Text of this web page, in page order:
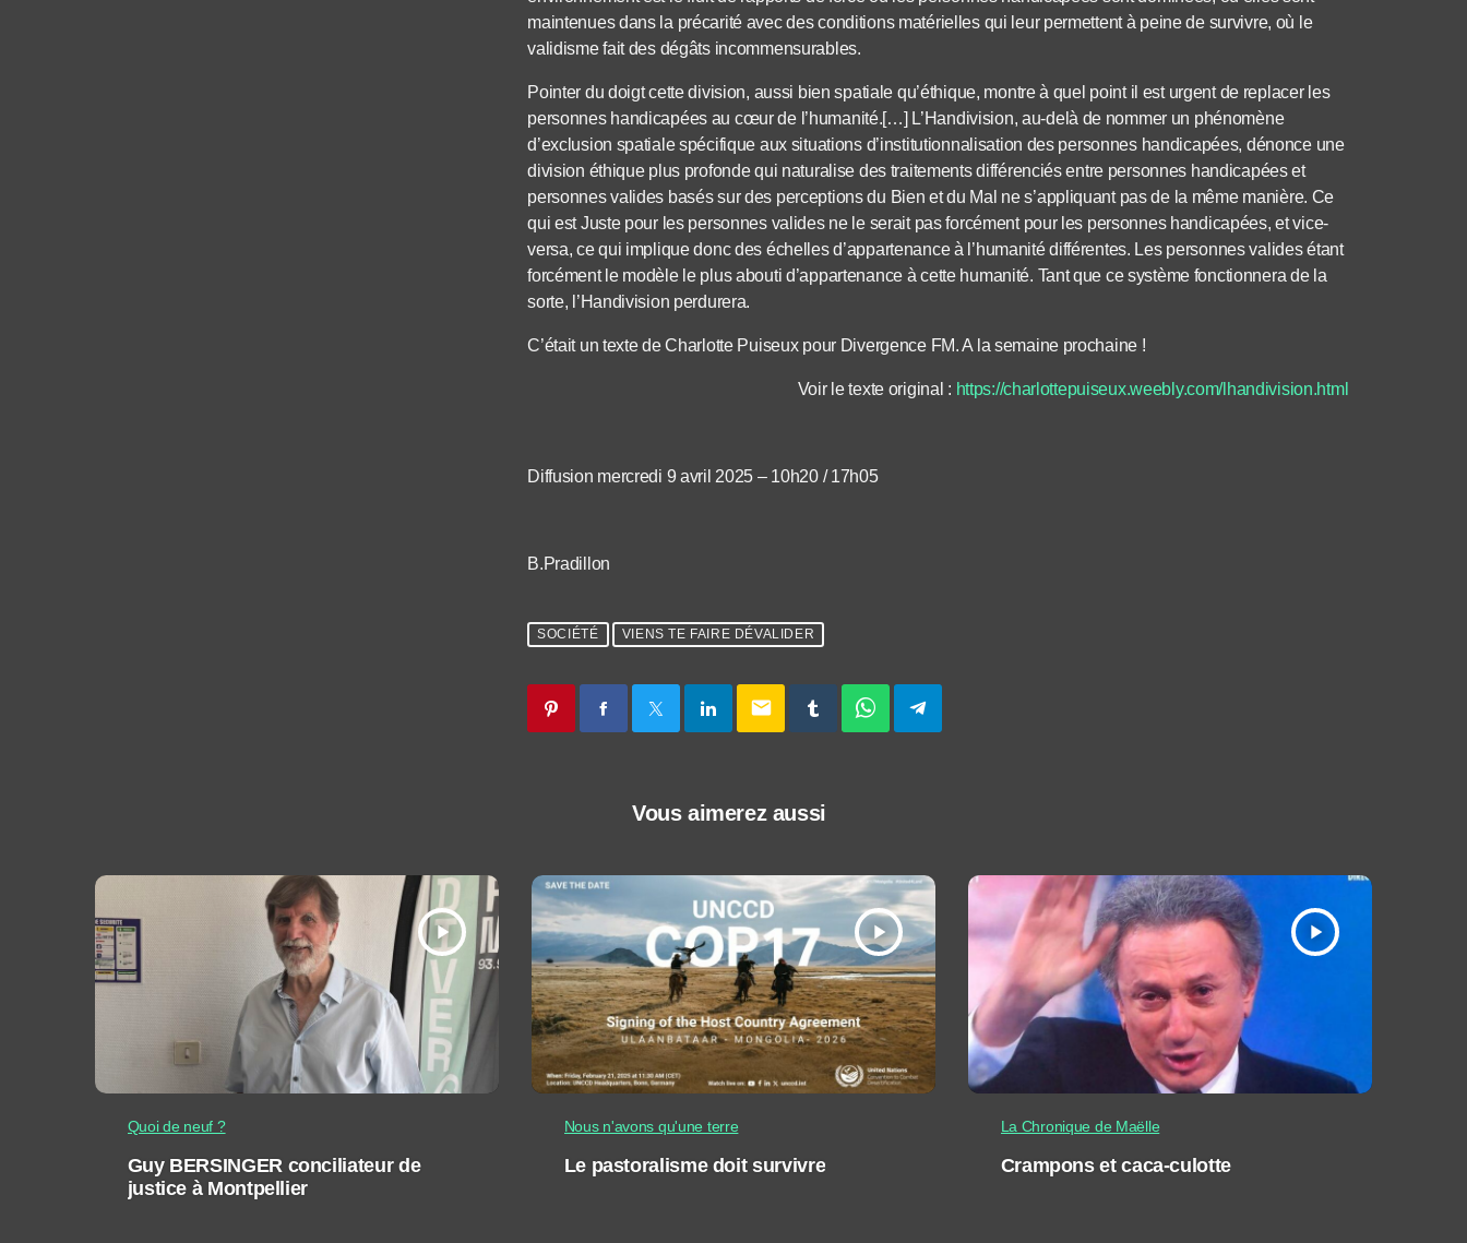
maintenues dans la précarité avec des conditions matérielles qui leur permettent à peine de survivre, où le
validisme fait des dégâts incommensurables.
Pointer du doigt cette division, aussi bien spatiale qu’éthique, montre à quel point il est urgent de replacer les
personnes handicapées au cœur de l’humanité.[…] L’Handivision, au-delà de nommer un phénomène
d’exclusion spatiale spécifique aux situations d’institutionnalisation des personnes handicapées, dénonce une
division éthique plus profonde qui naturalise des traitements différenciés entre personnes handicapées et
personnes valides basés sur des perceptions du Bien et du Mal ne s’appliquant pas de la même manière. Ce
qui est Juste pour les personnes valides ne le serait pas forcément pour les personnes handicapées, et vice-
versa, ce qui implique donc des échelles d’appartenance à l’humanité différentes. Les personnes valides étant
forcément le modèle le plus abouti d’appartenance à cette humanité. Tant que ce système fonctionnera de la
sorte, l’Handivision perdurera.
C’était un texte de Charlotte Puiseux pour Divergence FM. A la semaine prochaine !
Voir le texte original : https://charlottepuiseux.weebly.com/lhandivision.html
Diffusion mercredi 9 avril 2025 – 10h20 / 17h05
B.Pradillon
SOCIÉTÉ VIENS TE FAIRE DÉVALIDER
email
Vous aimerez aussi
play_arrow
Quoi de neuf ?
Guy BERSINGER conciliateur de
justice à Montpellier
play_arrow
Nous n'avons qu'une terre
Le pastoralisme doit survivre
play_arrow
La Chronique de Maëlle
Crampons et caca-culotte